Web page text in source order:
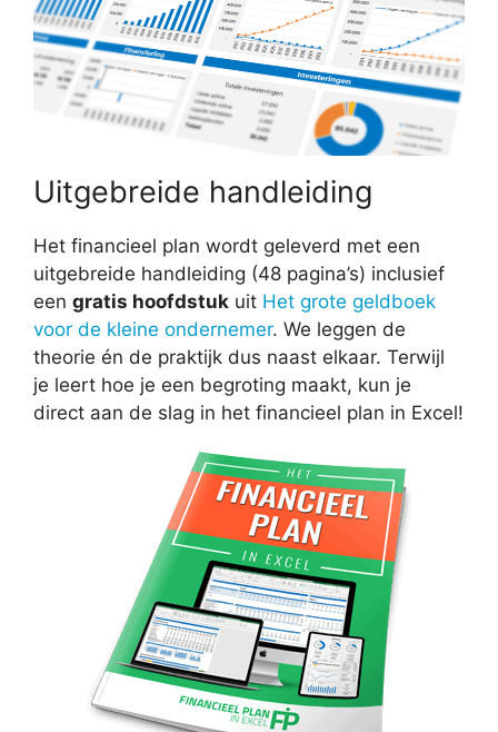
Uitgebreide handleiding
Het financieel plan wordt geleverd met een
uitgebreide handleiding (48 pagina’s) inclusief
een gratis hoofdstuk uit Het grote geldboek
voor de kleine ondernemer. We leggen de
theorie én de praktijk dus naast elkaar. Terwijl
je leert hoe je een begroting maakt, kun je
direct aan de slag in het financieel plan in Excel!